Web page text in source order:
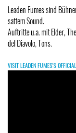
Leaden Fumes sind
sattem Sound.
Auftritte u.a. mit Elder,
del Diavolo, Tons.
VISIT LEADEN FUMES'S